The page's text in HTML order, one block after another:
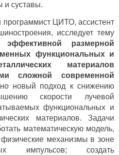
и суставы.
программист ЦИТО, ассистент
исследует тему
эффективной размерной
функциональных и
материалов
сложной современной
новый подход к снижению
скорости лучевой
функциональных и
материалов. Задачи
математическую модель,
механизмы в зоне
импульсов; создать